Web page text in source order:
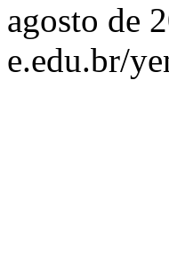
agosto de
e.edu.br/